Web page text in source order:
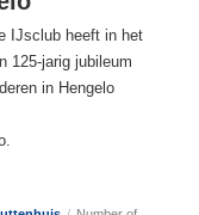
IJsclub heeft in het
125-jarig jubileum
in Hengelo